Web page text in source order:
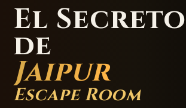
El Secreto
de
Jaipur
Escape Room